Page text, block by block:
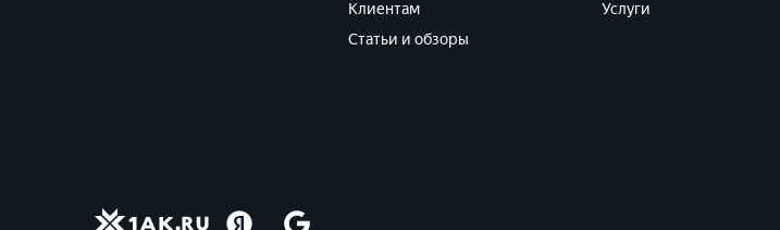
Клиентам
Статьи и обзоры
Услуги